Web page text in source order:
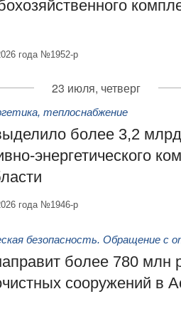
года №1952-р
23 июля, четверг
теплоснабжение
более 3,2
энергетического
года №1946-р
безопасность. Обращение с
более 780 млн
сооружений в